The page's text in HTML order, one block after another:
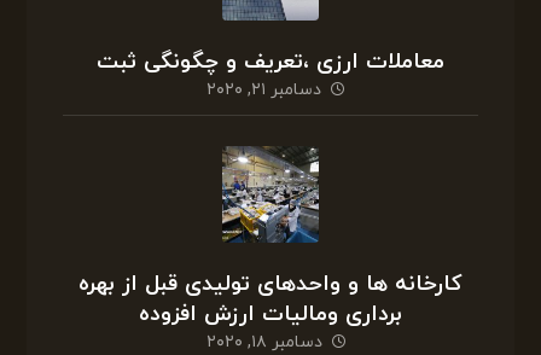
معاملات ارزی ،تعریف و چگونگی ثبت
دسامبر ۲۱, ۲۰۲۰
کارخانه ها و واحدهای تولیدی قبل از بهره
برداری ومالیات ارزش افزوده
دسامبر ۱۸, ۲۰۲۰